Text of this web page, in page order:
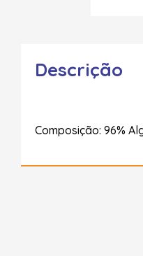
Descrição
Composição: 96%